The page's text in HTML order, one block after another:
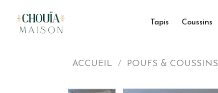
content
Tapis Coussins
ACCUEIL / POUFS & COUSSINS